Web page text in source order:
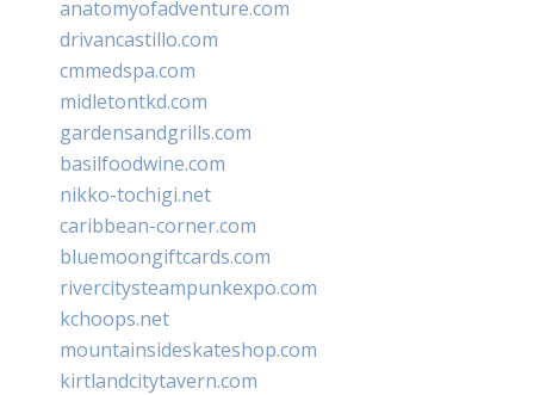
anatomyofadventure.com
drivancastillo.com
cmmedspa.com
midletontkd.com
gardensandgrills.com
basilfoodwine.com
nikko-tochigi.net
caribbean-corner.com
bluemoongiftcards.com
rivercitysteampunkexpo.com
kchoops.net
mountainsideskateshop.com
kirtlandcitytavern.com